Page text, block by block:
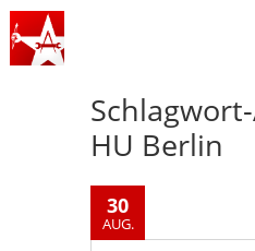
HU Berlin
30
AUG.